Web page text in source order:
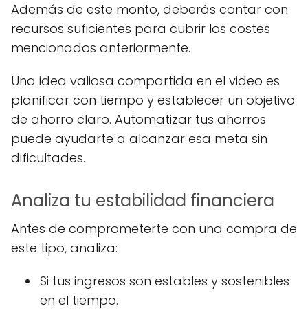
Además de este monto, deberás contar con
recursos suficientes para cubrir los costes
mencionados anteriormente.
Una idea valiosa compartida en el video es
planificar con tiempo y establecer un objetivo
de ahorro claro. Automatizar tus ahorros
puede ayudarte a alcanzar esa meta sin
dificultades.
Analiza tu estabilidad financiera
Antes de comprometerte con una compra de
este tipo, analiza:
Si tus ingresos son estables y sostenibles
en el tiempo.